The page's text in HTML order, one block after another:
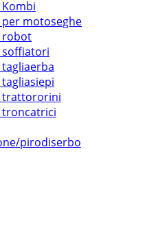
per motoseghe
robot
soffiatori
trattororini
troncatrici
pirodiserbo